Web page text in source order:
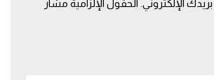
الإلكتروني. الحقول الإلزامية مشار